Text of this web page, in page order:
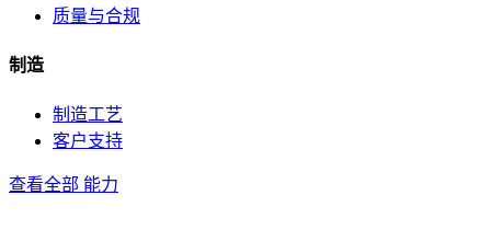
质量与合规
制造
制造工艺
客户支持
查看全部 能力